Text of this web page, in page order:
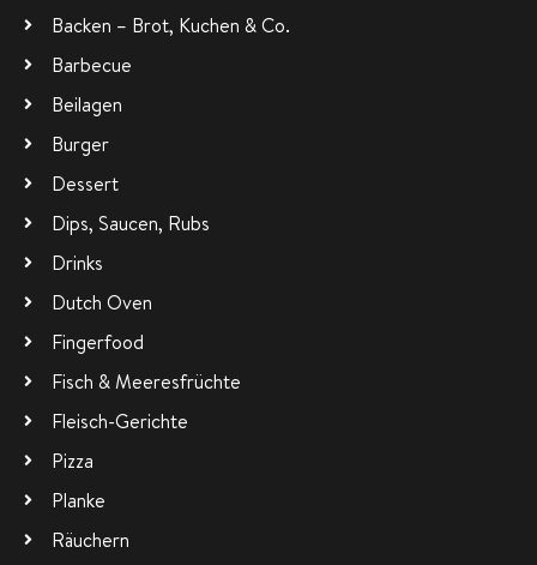
Backen – Brot, Kuchen & Co.
Barbecue
Beilagen
Burger
Dessert
Dips, Saucen, Rubs
Drinks
Dutch Oven
Fingerfood
Fisch & Meeresfrüchte
Fleisch-Gerichte
Pizza
Planke
Räuchern